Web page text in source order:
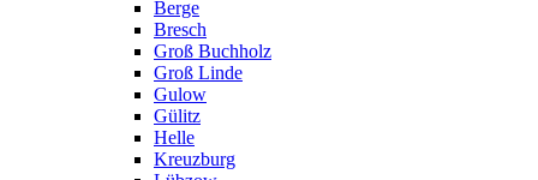
Berge
Bresch
Groß Buchholz
Groß Linde
Gulow
Gülitz
Helle
Kreuzburg